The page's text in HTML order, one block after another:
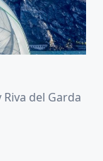
del Garda